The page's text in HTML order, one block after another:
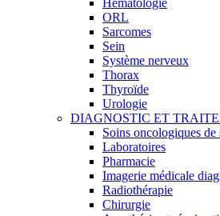
Hématologie
ORL
Sarcomes
Sein
Système nerveux
Thorax
Thyroïde
Urologie
DIAGNOSTIC ET
Soins oncologiques de
Laboratoires
Pharmacie
Imagerie médicale
Radiothérapie
Chirurgie